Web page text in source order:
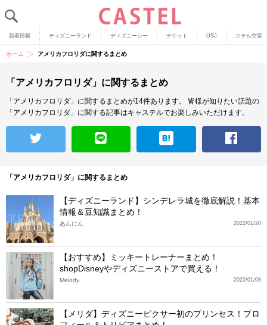
新着情報 ディズニーランド ディズニーシー チケット USJ ホテル空室
ホーム アメリカフロリダに関するまとめ
「アメリカフロリダ」に関するまとめ
「アメリカフロリダ」に関するまとめが14件あります。
皆様が知りたい話題の
「アメリカフロリダ」に関する記事はキャステルでお楽しみいただけます。
「アメリカフロリダ」に関するまとめ
【ディズニーランド】シンデレラ城を徹底解説！基本
情報＆豆知識まとめ！
2022/01/20
あんにん
【おすすめ】ミッキートレーナーまとめ！
shopDisneyやディズニーストアで買える！
2022/01/08
Melody
【メリダ】ディズニーピクサー初のプリンセス！プロ